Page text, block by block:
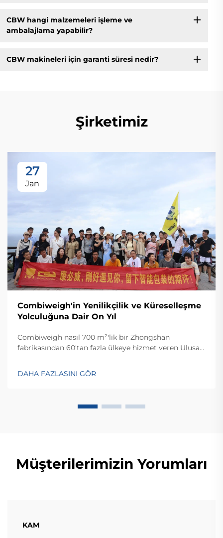
CBW hangi malzemeleri işleme ve
ambalajlama yapabilir?
CBW makineleri için garanti süresi nedir?
Şirketimiz
27
Jan
Combiweigh'in Yenilikçilik ve Küreselleşme
Yolculuğuna Dair On Yıl
Combiweigh nasıl 700 m²'lik bir Zhongshan
fabrikasından 60'tan fazla ülkeye hizmet veren Ulusal
çözümlerini keşfedin—bugün küresel OEM/ODM
DAHA FAZLASINI GÖR
Müşterilerimizin Yorumları
KAM